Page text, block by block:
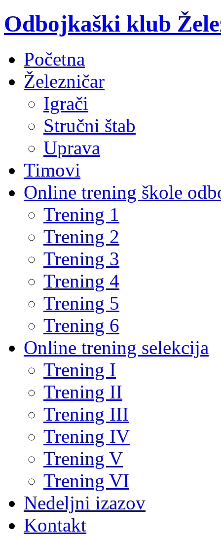
Odbojkaški klub
Početna
Železničar
Igrači
Stručni štab
Uprava
Timovi
Online trening škole
Trening 1
Trening 2
Trening 3
Trening 4
Trening 5
Trening 6
Online trening selekcija
Trening I
Trening II
Trening III
Trening IV
Trening V
Trening VI
Nedeljni izazov
Kontakt